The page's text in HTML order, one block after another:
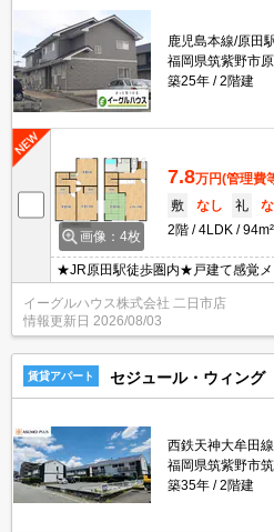
鹿児島本線/原田
福岡県筑紫野市
築25年
2階建
画像：4枚
7.8万円(管理費
敷
なし 礼
2階
4LDK 94m²
★JR原田駅徒歩圏内★戸建て感覚
イーグルハウス株式会社 二日市店
情報更新日 2026/08/03
賃貸アパート セジュール・ウィング
西鉄天神大牟田
福岡県筑紫野市
築35年
2階建